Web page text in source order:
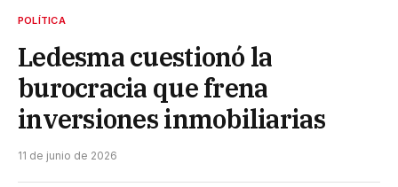
POLÍTICA
Ledesma cuestionó la
burocracia que frena
inversiones inmobiliarias
11 de junio de 2026